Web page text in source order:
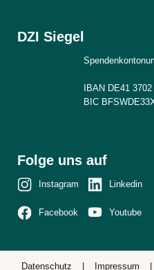
DZI Siegel
IBAN DE41
BIC
Folge uns auf
Instagram
Facebook
Linkedin
Youtube
Datenschutz Impressum